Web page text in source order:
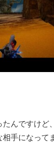
たんですけど
手になって